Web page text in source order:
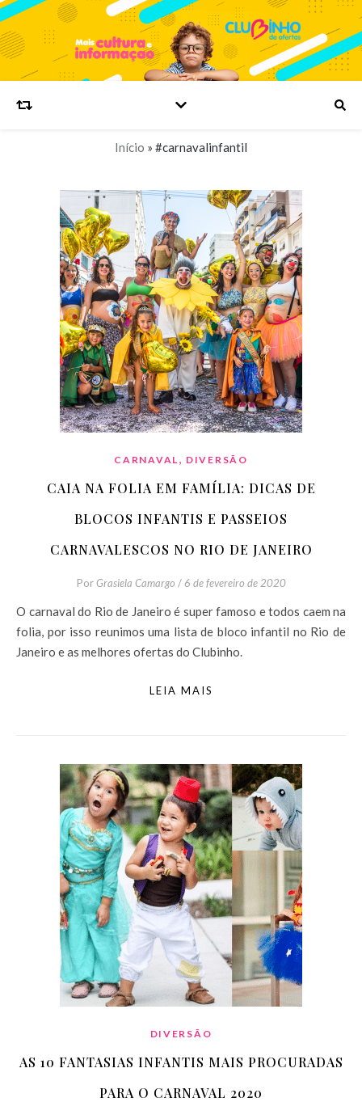
Início » #carnavalinfantil
CARNAVAL , DIVERSÃO
CAIA NA FOLIA EM FAMÍLIA: DICAS DE
BLOCOS INFANTIS E PASSEIOS
CARNAVALESCOS NO RIO DE JANEIRO
Por Grasiela Camargo / 6 de fevereiro de 2020
O carnaval do Rio de Janeiro é super famoso e todos caem na
folia, por isso reunimos uma lista de bloco infantil no Rio de
Janeiro e as melhores ofertas do Clubinho.
LEIA MAIS
DIVERSÃO
AS 10 FANTASIAS INFANTIS MAIS PROCURADAS
PARA O CARNAVAL 2020